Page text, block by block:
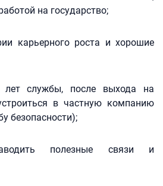
на государство;
карьерного роста и хорошие
лет службы, после выхода на
в частную компанию
безопасности);
полезные связи и